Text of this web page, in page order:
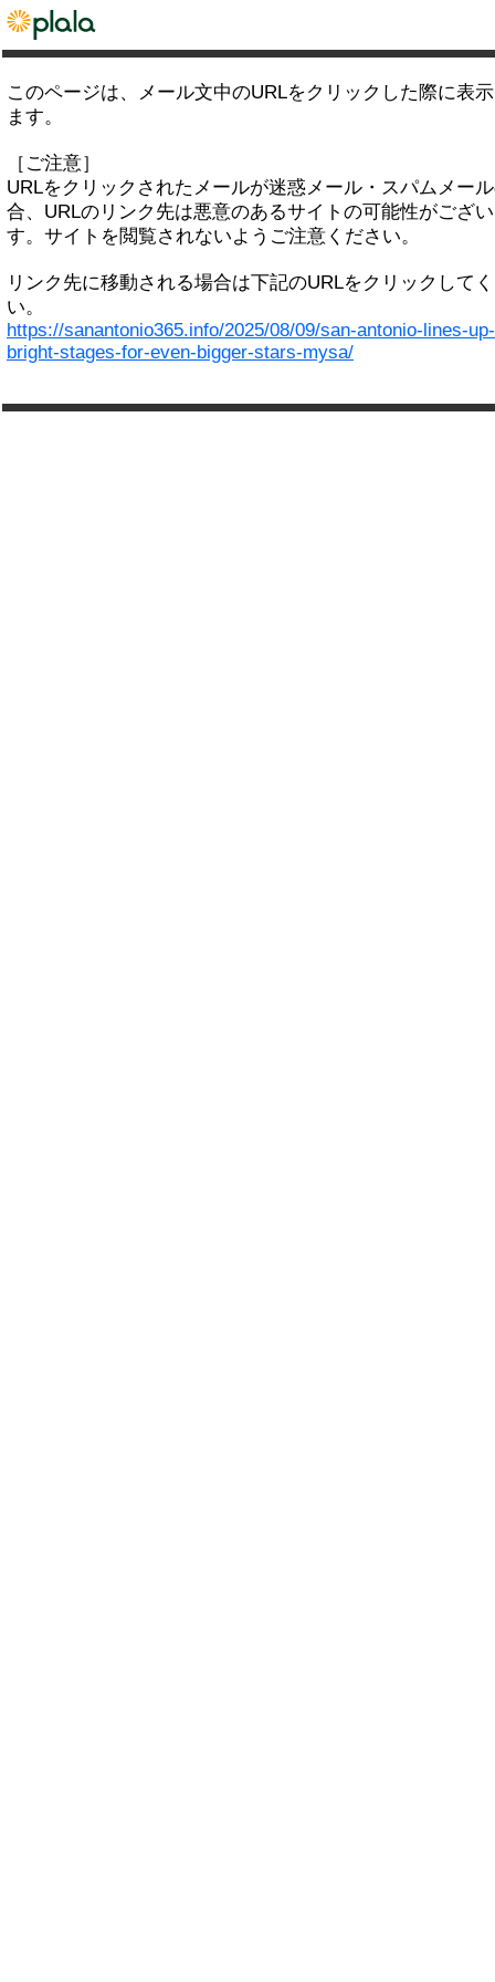
このページは、メール文中のURLをクリックした際に表
ます。
［ご注意］
URLをクリックされたメールが迷惑メール・スパムメー
合、URLのリンク先は悪意のあるサイトの可能性がござ
す。サイトを閲覧されないようご注意ください。
リンク先に移動される場合は下記のURLをクリックして
い。
https://sanantonio365.info/2025/08/09/san-antonio-lines-up-
bright-stages-for-even-bigger-stars-mysa/